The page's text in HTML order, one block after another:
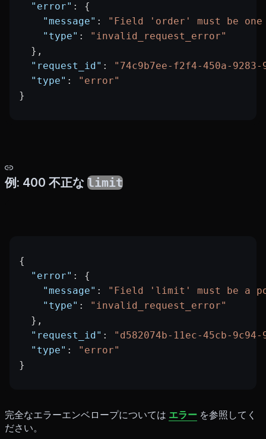
  "error"
: {
    "message"
:
"Field 'order' must be
    "type"
:
"invalid_request_error"
  },
  "request_id"
:
"74c9b7ee-f2f4-450a-9283-
  "type"
:
"error"
}
例: 400 不正な limit
{
  "error"
: {
    "message"
:
"Field 'limit' must be a
    "type"
:
"invalid_request_error"
  },
  "request_id"
:
"d582074b-11ec-45cb-9c94-
  "type"
:
"error"
}
完全なエラーエンベロープについては エラー を参照してく
ださい。